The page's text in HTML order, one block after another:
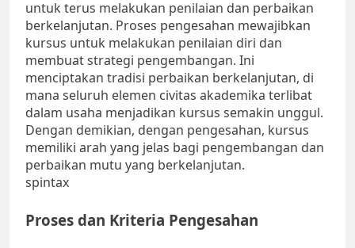
untuk terus melakukan penilaian dan perbaikan
berkelanjutan. Proses pengesahan mewajibkan
kursus untuk melakukan penilaian diri dan
membuat strategi pengembangan. Ini
menciptakan tradisi perbaikan berkelanjutan, di
mana seluruh elemen civitas akademika terlibat
dalam usaha menjadikan kursus semakin unggul.
Dengan demikian, dengan pengesahan, kursus
memiliki arah yang jelas bagi pengembangan dan
perbaikan mutu yang berkelanjutan.
spintax
Proses dan Kriteria Pengesahan